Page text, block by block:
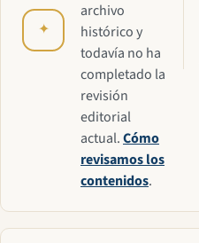
✦
archivo
histórico y
todavía no ha
completado la
revisión
editorial
actual.Cómo
revisamos los
contenidos.